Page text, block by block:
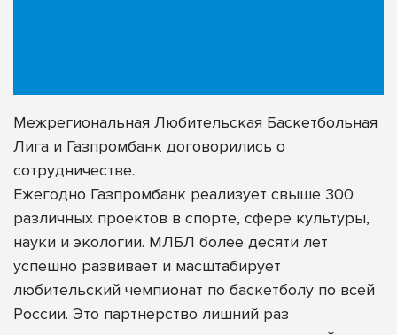
Межрегиональная Любительская Баскетбольная
Лига и Газпромбанк договорились о
сотрудничестве.
Ежегодно Газпромбанк реализует свыше 300
различных проектов в спорте, сфере культуры,
науки и экологии. МЛБЛ более десяти лет
успешно развивает и масштабирует
любительский чемпионат по баскетболу по всей
России. Это партнерство лишний раз